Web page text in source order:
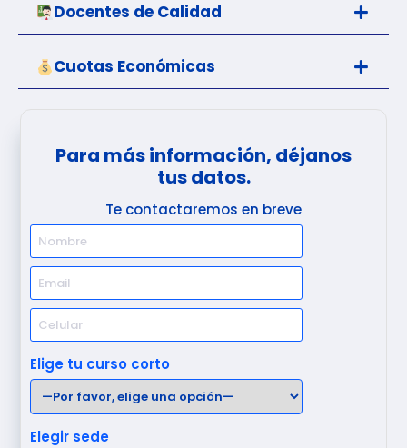
Docentes de Calidad
Cuotas Económicas
Para más información, déjanos
tus datos.
Te contactaremos en breve
Elige tu curso corto
Elegir sede